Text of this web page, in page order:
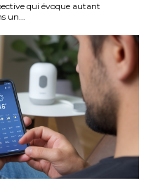
qui évoque autant
un...